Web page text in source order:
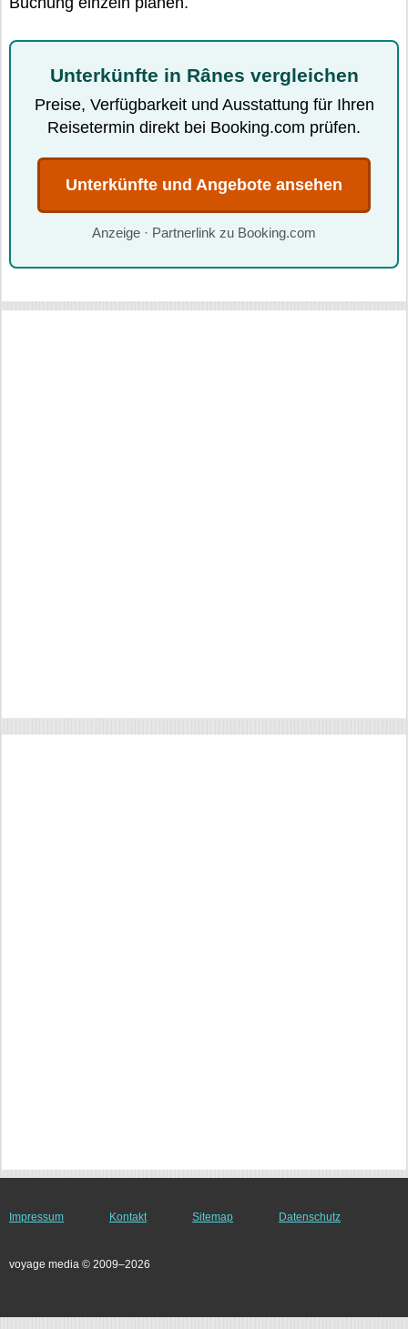
Unterkünfte in Rânes vergleichen
Preise, Verfügbarkeit und Ausstattung für Ihren
Reisetermin direkt bei Booking.com prüfen.
Unterkünfte und Angebote ansehen
Anzeige · Partnerlink zu Booking.com
Impressum Kontakt Sitemap Datenschutz
voyage media © 2009–2026